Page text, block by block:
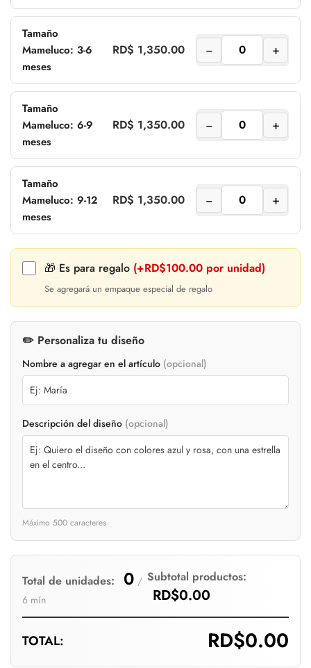
Tamaño
Mameluco: 3-6
meses
RD$ 1,350.00 − +
Tamaño
Mameluco: 6-9
meses
RD$ 1,350.00 − +
Tamaño
Mameluco: 9-12
meses
RD$ 1,350.00 − +
🎁 Es para regalo (+RD$100.00 por unidad)
Se agregará un empaque especial de regalo
✏️ Personaliza tu diseño
Nombre a agregar en el artículo (opcional)
Descripción del diseño (opcional)
Máximo 500 caracteres
Total de unidades: 0 /
6 mín
Subtotal productos:
RD$0.00
TOTAL: RD$0.00
Confirm your age
No, I'm not